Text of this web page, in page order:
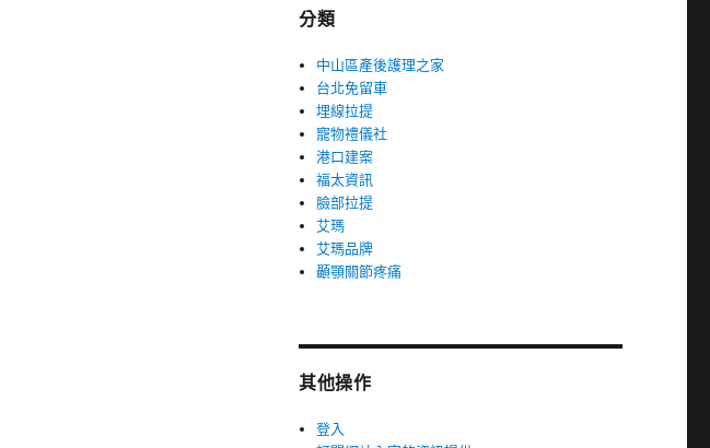
分類
中山區產後護理之家
台北免留車
埋線拉提
寵物禮儀社
港口建案
福太資訊
臉部拉提
艾瑪
艾瑪品牌
顳顎關節疼痛
其他操作
登入